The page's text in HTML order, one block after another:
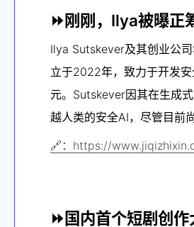
⏩刚刚，Ilya被曝
Ilya Sutskever及其创业公
立于2022年，致力于开发
元。Sutskever因其在生成
越人类的安全AI，尽管目前
🔗：https://
⏩国内首个短剧创